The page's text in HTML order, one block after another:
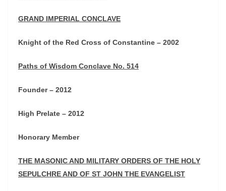
GRAND IMPERIAL CONCLAVE
Knight of the Red Cross of Constantine – 2002
Paths of Wisdom Conclave No. 514
Founder – 2012
High Prelate – 2012
Honorary Member
THE MASONIC AND MILITARY ORDERS OF THE HOLY
SEPULCHRE AND OF ST JOHN THE EVANGELIST